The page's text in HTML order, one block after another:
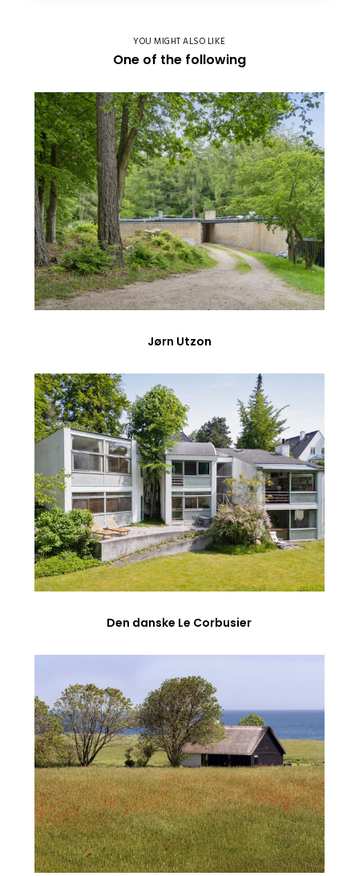
YOU MIGHT ALSO LIKE
One of the following
Jørn Utzon
Den danske Le Corbusier